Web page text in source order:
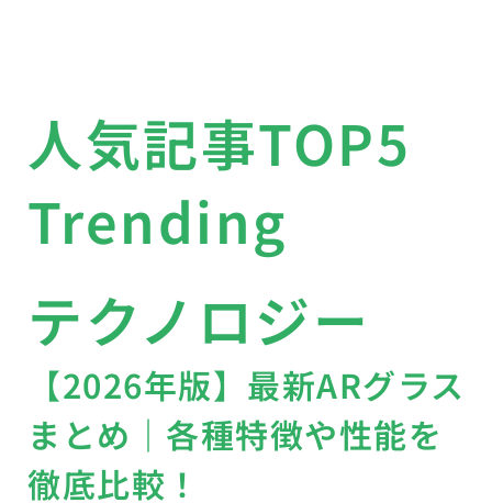
人気記事TOP5
Trending
テクノロジー
【2026年版】最新ARグラス
まとめ｜各種特徴や性能を
徹底比較！